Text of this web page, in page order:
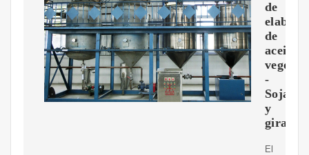
de
de
aceites
-
Soja
y
girasol
El